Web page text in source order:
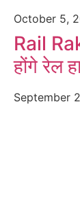
October 5,
Rail
होंगे रेल
September